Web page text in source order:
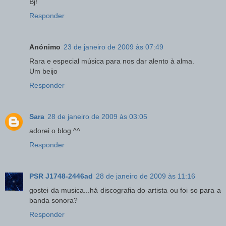
Responder
Anónimo 23 de janeiro de 2009 às 07:49
Rara e especial música para nos dar alento à alma.
Um beijo
Responder
Sara 28 de janeiro de 2009 às 03:05
adorei o blog ^^
Responder
PSR J1748-2446ad 28 de janeiro de 2009 às 11:16
gostei da musica...há discografia do artista ou foi so para a
banda sonora?
Responder